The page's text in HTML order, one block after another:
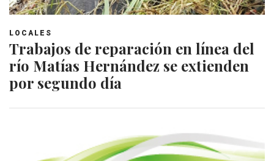
LOCALES
Trabajos de reparación en línea del
río Matías Hernández se extienden
por segundo día